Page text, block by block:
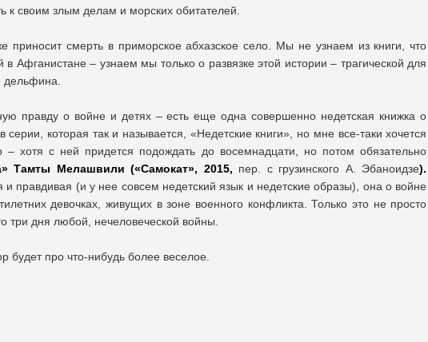
к своим злым делам и морских обитателей.
приносит смерть в приморское абхазское село. Мы не узнаем из книги, что
Афганистане – узнаем мы только о развязке этой истории – трагической для
дельфина.
правду о войне и детях – есть еще одна совершенно недетская книжка о
которая так и называется, «Недетские книги», но мне все-таки хочется
– хотя с ней придется подождать до восемнадцати, но потом обязательно
Тамты Мелашвили («Самокат», 2015, пер. с грузинского А. Эбаноидзе).
и правдивая (и у нее совсем недетский язык и недетские образы), она о войне
девочках, живущих в зоне военного конфликта. Только это не просто
три дня любой, нечеловеческой войны.
про что-нибудь более веселое.